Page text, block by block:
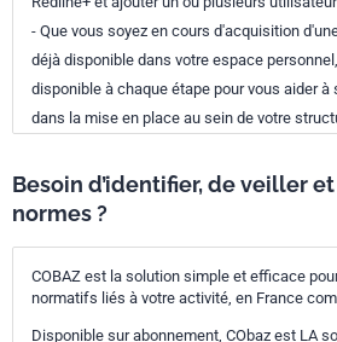
- Que vous soyez en cours d'acquisition
déjà disponible dans votre espace
disponible à chaque étape pour vous aider
dans la mise en place au sein de votre
Besoin d’identifier, de veiller
normes ?
COBAZ est la solution simple et efficace
normatifs liés à votre activité, en France
Disponible sur abonnement, CObaz est LA